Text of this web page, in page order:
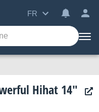
FR
Hihat 14"